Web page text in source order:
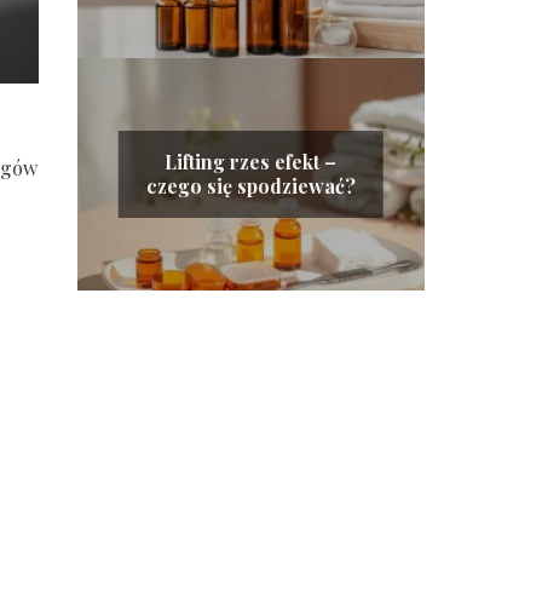
Lifting rzes efekt –
czego się spodziewać?